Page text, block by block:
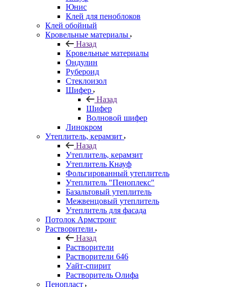
Юнис
Клей для пеноблоков
Клей обойный
Кровельные материалы
Назад
Кровельные материалы
Ондулин
Рубероид
Стеклоизол
Шифер
Назад
Шифер
Волновой шифер
Линокром
Утеплитель, керамзит
Назад
Утеплитель, керамзит
Утеплитель Кнауф
Фольгированный утеплитель
Утеплитель "Пеноплекс"
Базальтовый утеплитель
Межвенцовый утеплитель
Утеплитель для фасада
Потолок Армстронг
Растворители
Назад
Растворители
Растворители 646
Уайт-спирит
Растворитель Олифа
Пенопласт